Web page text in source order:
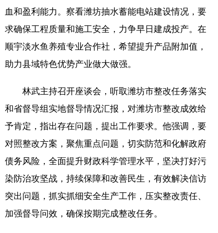
多语种频道
English Español Français عربى
Русский язык 日本語
Deutsch Português
血和盈利能力。察看潍坊抽水蓄能电站建设情况，要
求确保工程质量和施工安全，力争早日建成投产。在
顺宇淡水鱼养殖专业合作社，希望提升产品附加值，
助力县域特色优势产业做大做强。
林武主持召开座谈会，听取潍坊市整改任务落实
和省督导组实地督导情况汇报，对潍坊市整改成效给
予肯定，指出存在问题，提出工作要求。他强调，要
对照整改方案，聚焦重点问题，切实防范和化解政府
债务风险，全面提升财政科学管理水平，坚决打好污
染防治攻坚战，持续保障和改善民生，有效解决信访
突出问题，抓实抓细安全生产工作，压实整改责任、
加强督导问效，确保按期完成整改任务。